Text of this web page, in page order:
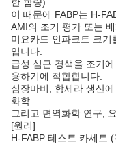
이 때문에 FABP는 H-
AMI의 조기 평가 또는
미요카드 인파크트 크기
입니다.
급성 심근 경색을 조기
용하기에 적합합니다.
심장마비, 항세라 생산
화학
그리고 면역화학 연구,
[원리]
H-FABP 테스트 카세트